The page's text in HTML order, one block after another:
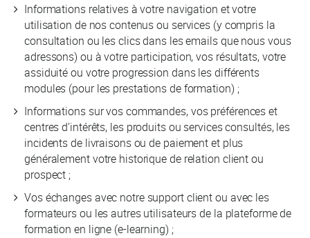
Informations relatives à votre navigation et votre
utilisation de nos contenus ou services (y compris la
consultation ou les clics dans les emails que nous vous
adressons) ou à votre participation, vos résultats, votre
assiduité ou votre progression dans les différents
modules (pour les prestations de formation) ;
Informations sur vos commandes, vos préférences et
centres d’intérêts, les produits ou services consultés, les
incidents de livraisons ou de paiement et plus
généralement votre historique de relation client ou
prospect ;
Vos échanges avec notre support client ou avec les
formateurs ou les autres utilisateurs de la plateforme de
formation en ligne (e-learning) ;